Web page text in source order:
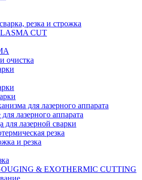
резка и строжка
CUT
очистка
для лазерного аппарата
лазерного аппарата
для лазерной сварки
резка
и резка
& EXOTHERMIC CUTTING